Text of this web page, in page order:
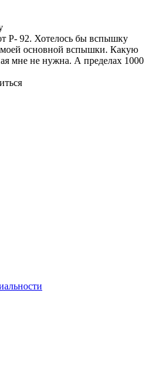
Р- 92. Хотелось бы вспышку
моей основной вспышки. Какую
мне не нужна. А пределах 1000